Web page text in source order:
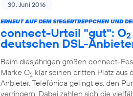
30. Juni 2016
ERNEUT AUF DEM SIEGERTREPPCHEN UND
connect-Urteil "gut": O2
deutschen DSL-
Beim diesjährigen großen connect-
Marke O2 klar seinen dritten Platz aus
Anbieter. Telefónica gelingt es, den
verringern. Dabei zahlen sich die